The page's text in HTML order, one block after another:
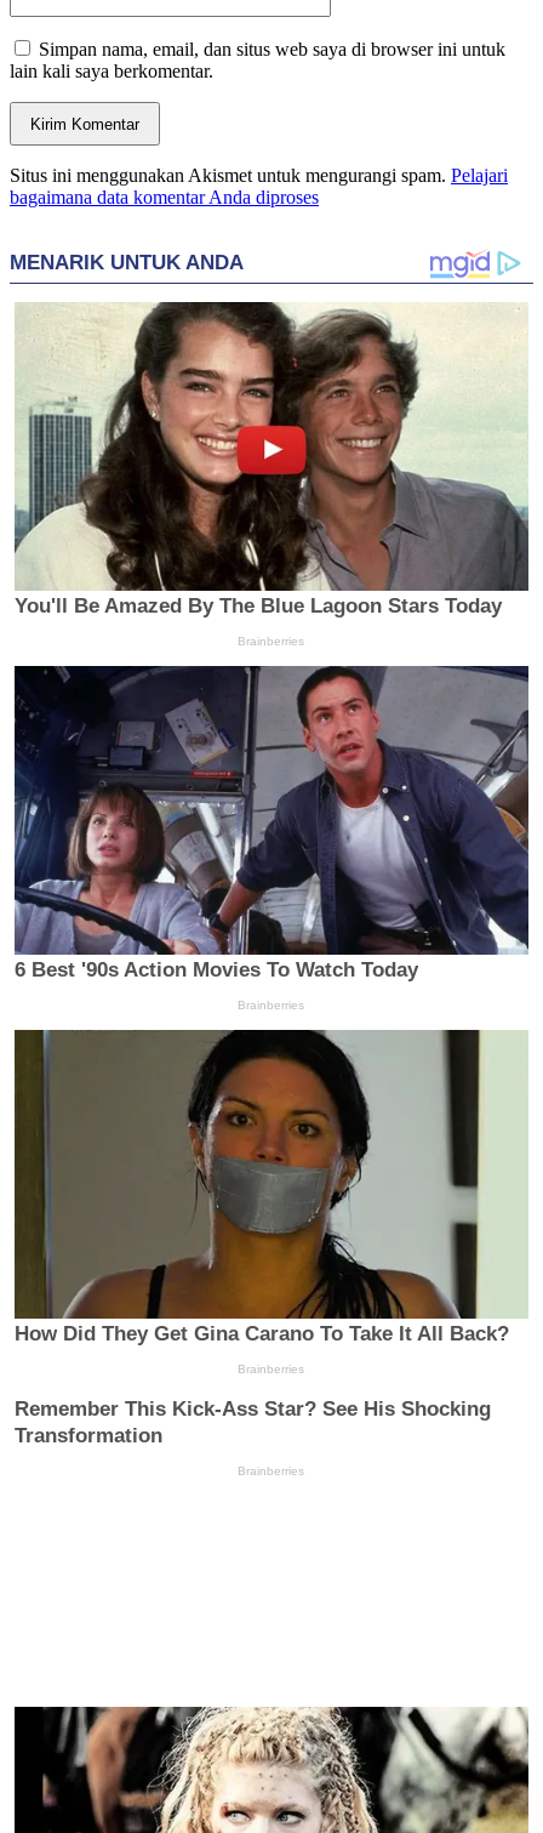
Simpan nama, email, dan situs web saya di browser ini untuk
lain kali saya berkomentar.
Situs ini menggunakan Akismet untuk mengurangi spam. Pelajari
bagaimana data komentar Anda diproses